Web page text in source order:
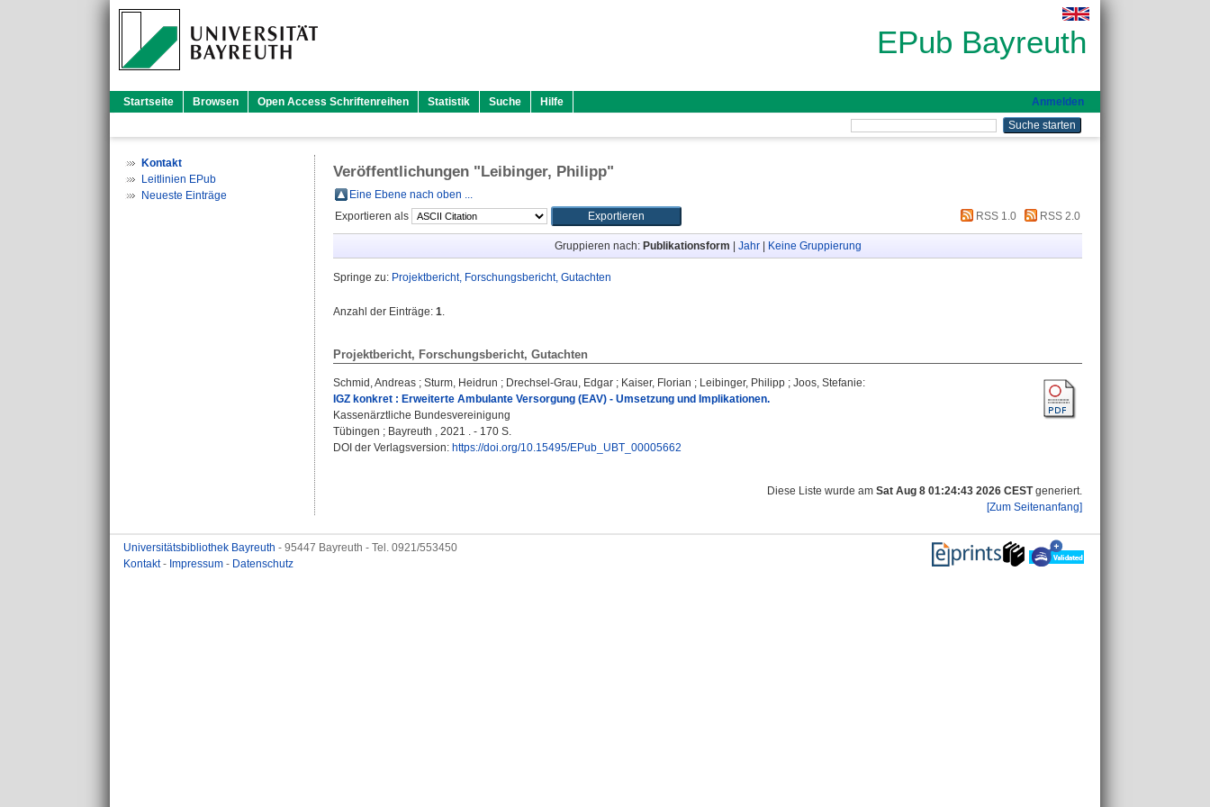
EPub Bayreuth
Startseite Browsen Open Access Schriftenreihen Statistik Suche Hilfe Anmelden
Kontakt
Leitlinien EPub
Neueste Einträge
Veröffentlichungen "Leibinger, Philipp"
Eine Ebene nach oben ...
Exportieren als
RSS 1.0 RSS 2.0
Gruppieren nach: Publikationsform Jahr| Keine Gruppierung
Springe zu: Projektbericht, Forschungsbericht, Gutachten
Anzahl der Einträge: 1.
Projektbericht, Forschungsbericht, Gutachten
Schmid, Andreas ; Sturm, Heidrun ; Drechsel-Grau, Edgar ; Kaiser, Florian ; Leibinger, Philipp ; Joos, Stefanie:
IGZ konkret : Erweiterte Ambulante Versorgung (EAV) - Umsetzung und Implikationen.
Kassenärztliche Bundesvereinigung
Tübingen ; Bayreuth , 2021 . - 170 S.
DOI der Verlagsversion: https://doi.org/10.15495/EPub_UBT_00005662
Diese Liste wurde am Sat Aug 8 01:24:43 2026 CESTgeneriert.
[Zum Seitenanfang]
Universitätsbibliothek Bayreuth - 95447 Bayreuth - Tel. 0921/553450
Kontakt- Impressum - Datenschutz